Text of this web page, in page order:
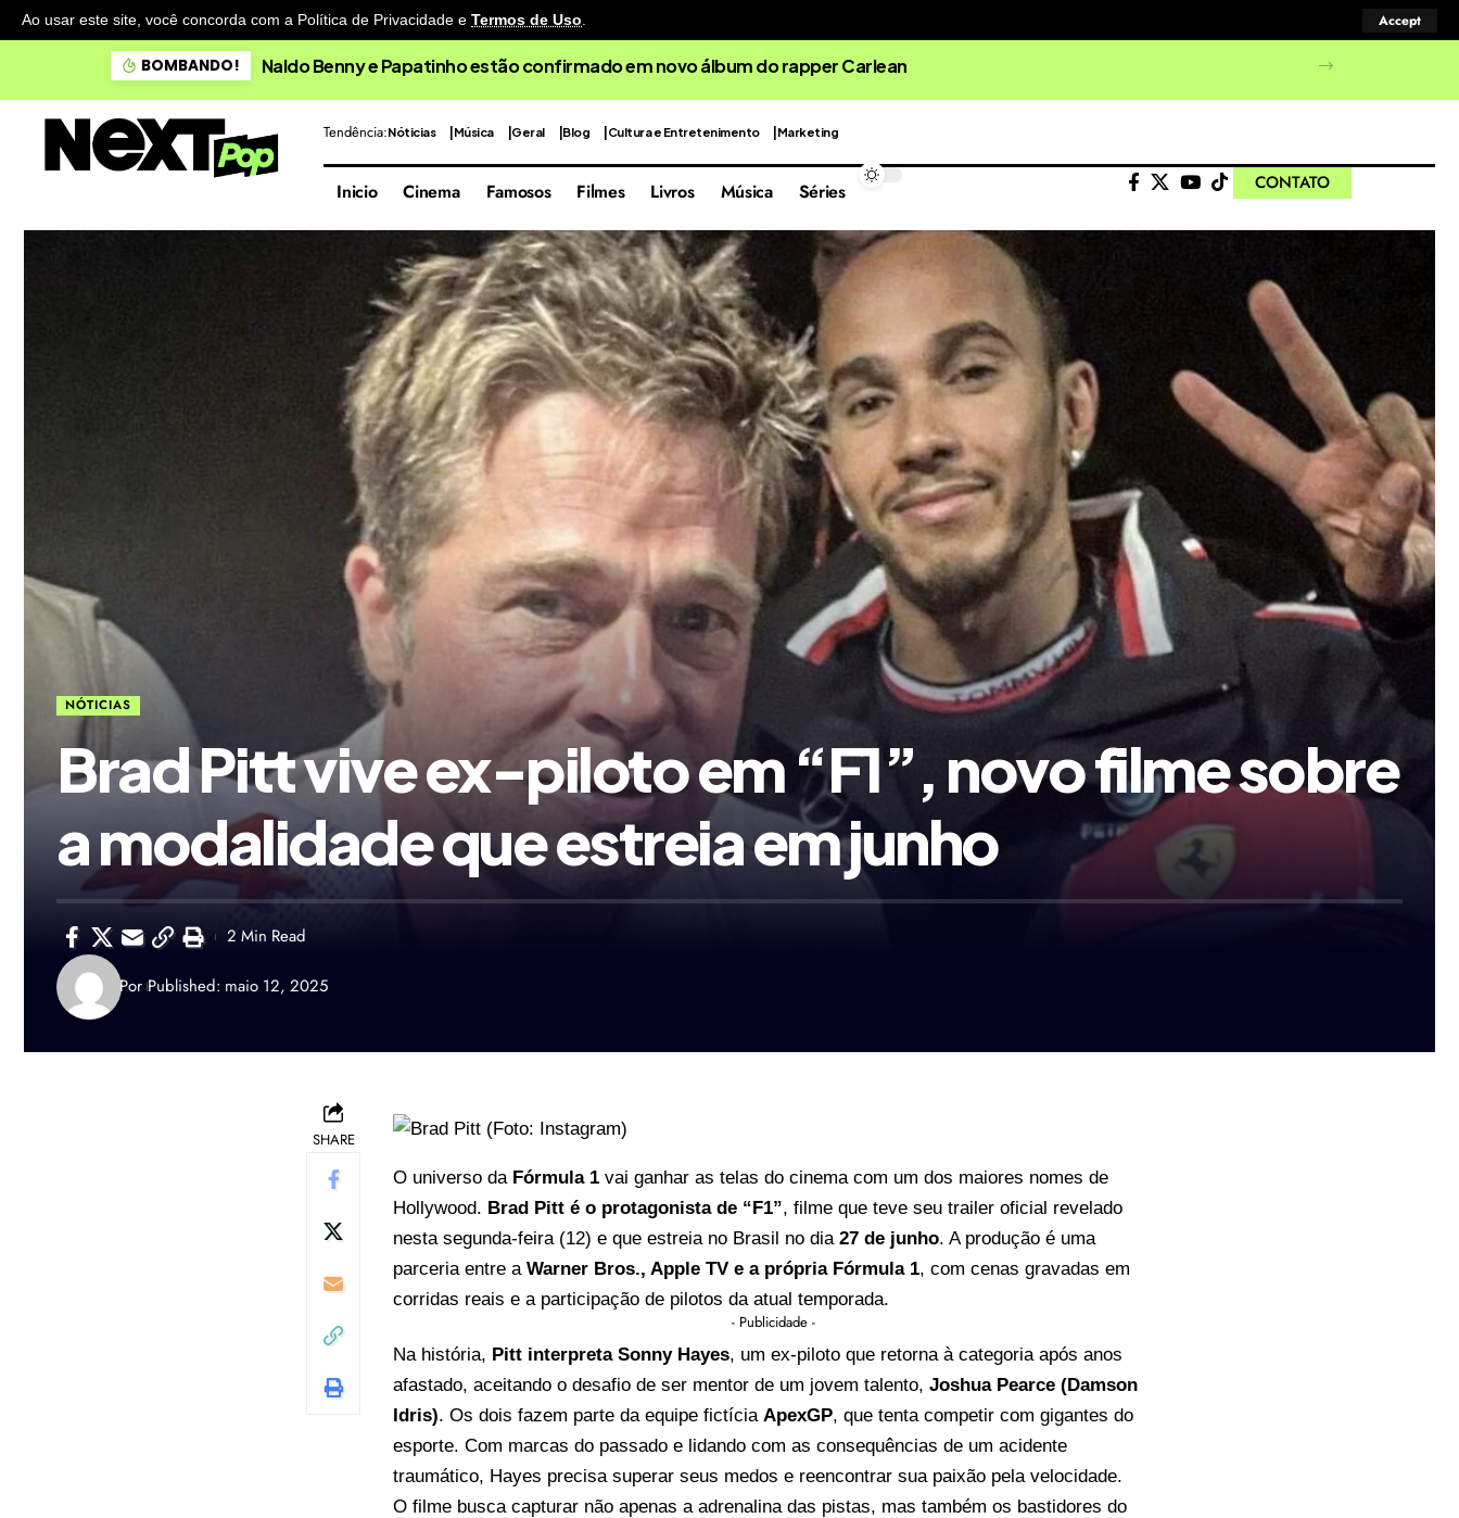
Ao usar este site, você concorda com a Política de Privacidade e Termos de Uso. Accept
BOMBANDO! Naldo Benny e Papatinho estão confirmado em novo álbum do rapper Carlean
Tendência:Nóticias Música Geral Blog Cultura e Entretenimento Marketing
Inicio Cinema Famosos Filmes Livros Música Séries CONTATO
NÓTICIAS
Brad Pitt vive ex-piloto em “F1”, novo filme sobre
a modalidade que estreia em junho
Por Published: maio 12, 2025
2 Min Read
SHARE
O universo da Fórmula 1 vai ganhar as telas do cinema com um dos maiores nomes de
Hollywood. Brad Pitt é o protagonistade “F1”, filme que teve seu trailer oficial revelado
nesta segunda-feira (12) e que estreia no Brasil no dia 27 de junho. A produção é uma
parceria entre a Warner Bros., Apple TV e a própria Fórmula 1, com cenas gravadas em
corridas reais e a participação de pilotos da atual temporada.
- Publicidade -
Na história, Pitt interpreta Sonny Hayes, um ex-piloto que retorna à categoria após anos
afastado, aceitando o desafio de ser mentor de um jovem talento, Joshua Pearce (Damson
Idris). Os dois fazem parte da equipe fictícia ApexGP, que tenta competir com gigantes do
esporte. Com marcas do passado e lidando com as consequências de um acidente
traumático, Hayes precisa superar seus medos e reencontrar sua paixão pela velocidade.
O filme busca capturar não apenas a adrenalina das pistas, mas também os bastidores do